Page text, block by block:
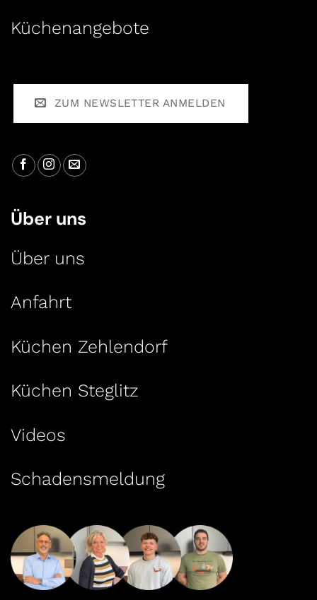
Küchenangebote
ZUM NEWSLETTER ANMELDEN
Über uns
Über uns
Anfahrt
Küchen Zehlendorf
Küchen Steglitz
Videos
Schadensmeldung